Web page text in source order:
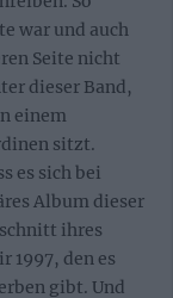
war und auch
Seite nicht
dieser Band,
einem
sitzt.
es sich bei
Album dieser
ihres
1997, den es
gibt. Und